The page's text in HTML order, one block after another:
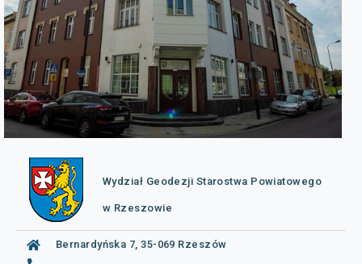
Wydział Geodezji Starostwa Powiatowego
w Rzeszowie
Bernardyńska 7, 35-069 Rzeszów